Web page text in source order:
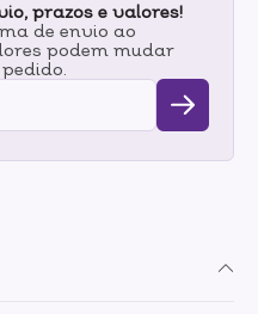
prazos e valores!
de envio ao
podem mudar